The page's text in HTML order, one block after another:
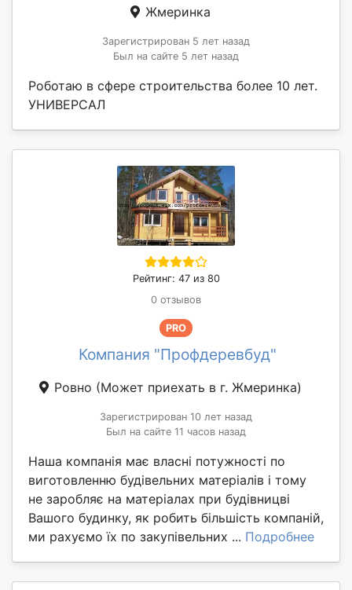
Жмеринка
Зарегистрирован 5 лет назад
Был на сайте 5 лет назад
Роботаю в сфере строительства более 10 лет.
УНИВЕРСАЛ
Рейтинг: 47 из 80
0 отзывов
PRO
Компания "Профдеревбуд"
Ровно (Может приехать в г. Жмеринка)
Зарегистрирован 10 лет назад
Был на сайте 11 часов назад
Наша компанія має власні потужності по
виготовленню будівельних матеріалів і тому
не заробляє на матеріалах при будівницві
Вашого будинку, як робить більшість компаній,
ми рахуємо їх по закупівельних ... Подробнее